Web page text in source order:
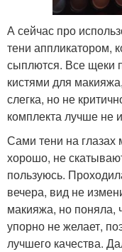
А сейчас про
тени аппликатором,
сыплются. Все щеки
кистями для
слегка, но не
комплекта лучше не
Сами тени на глазах
хорошо, не
пользуюсь.
вечера, вид не
макияжа, но поняла,
упорно не желает,
лучшего качества.